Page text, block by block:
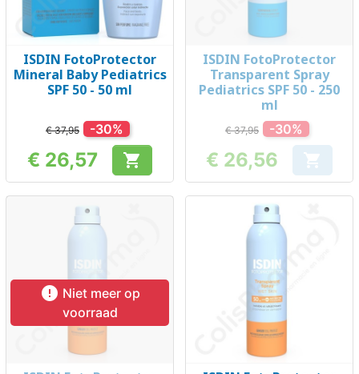
ISDIN FotoProtector
Mineral Baby Pediatrics
SPF 50 - 50 ml
€ 37,95 -30%
Prijs
€ 26,57 
ISDIN FotoProtector
Transparent Spray
Pediatrics SPF 50 - 250
ml
€ 37,95 -30%
Prijs
€ 26,56 
 Niet meer op
voorraad